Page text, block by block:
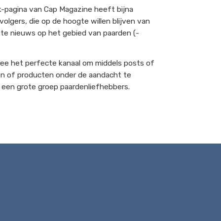
pagina van Cap Magazine heeft bijna
die op de hoogte willen blijven van
nieuws op het gebied van paarden (-
het perfecte kanaal om middels posts of
of producten onder de aandacht te
grote groep paardenliefhebbers.